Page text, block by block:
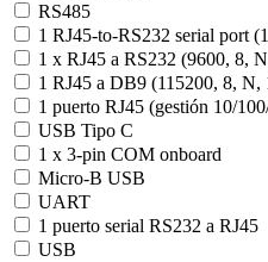
RS485
1 RJ45-to-RS232 serial port
1 x RJ45 a RS232 (9600, 8,
1 RJ45 a DB9 (115200, 8, N,
1 puerto RJ45 (gestión 10/
USB Tipo C
1 x 3-pin COM onboard
Micro-B USB
UART
1 puerto serial RS232 a RJ45
USB